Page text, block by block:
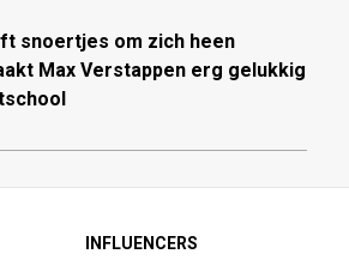
snoertjes om zich heen
Max Verstappen erg gelukkig
INFLUENCERS